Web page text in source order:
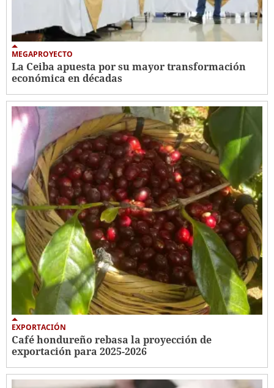
MEGAPROYECTO
La Ceiba apuesta por su mayor transformación
económica en décadas
EXPORTACIÓN
Café hondureño rebasa la proyección de
exportación para 2025-2026